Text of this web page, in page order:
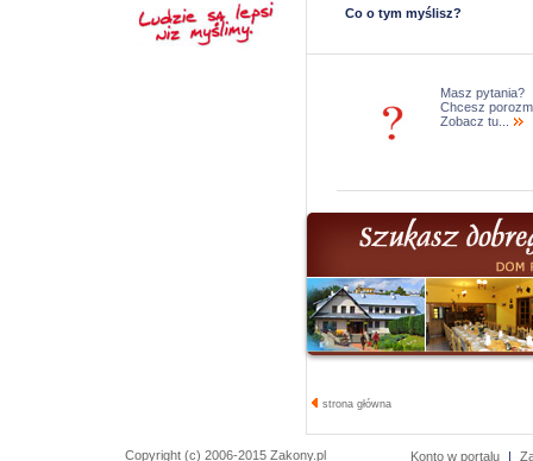
Co o tym myślisz?
Masz pytania?
Chcesz
Zobacz tu...
strona główna
Copyright (c) 2006-2015 Zakony.pl Konto w portalu |